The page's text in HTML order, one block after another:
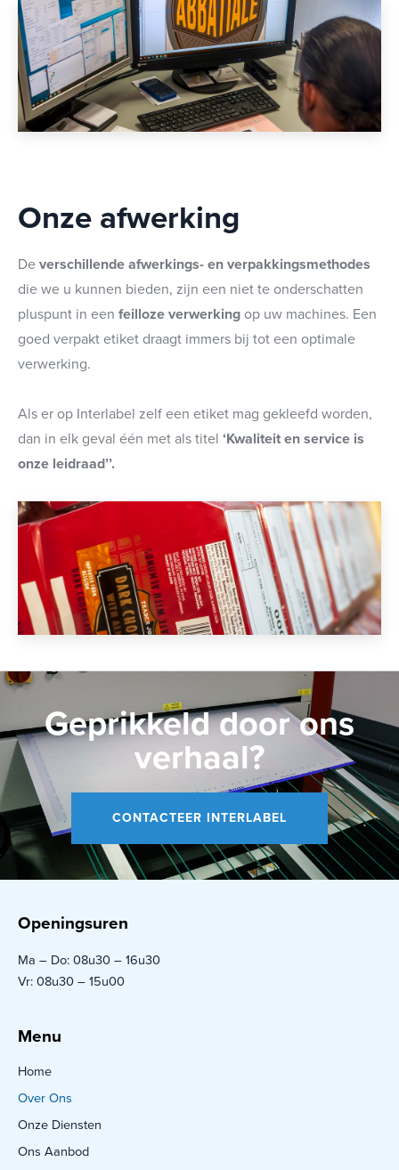
Onze afwerking
De verschillende afwerkings- en verpakkingsmethodes
die we u kunnen bieden, zijn een niet te onderschatten
pluspunt in een feilloze verwerking op uw machines. Een
goed verpakt etiket draagt immers bij tot een optimale
verwerking.
Als er op Interlabel zelf een etiket mag gekleefd worden,
dan in elk geval één met als titel ‘Kwaliteit en service is
onze leidraad’’.
Geprikkeld door ons
verhaal?
CONTACTEER INTERLABEL
Openingsuren
Ma – Do: 08u30 – 16u30
Vr: 08u30 – 15u00
Menu
Home
Over Ons
Onze Diensten
Ons Aanbod